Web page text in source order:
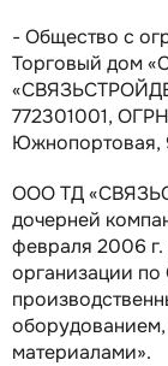
- Общество с
Торговый дом
772301001,
Южнопортовая,
ООО ТД
дочерней
февраля 2006 г.
организации
материалами».